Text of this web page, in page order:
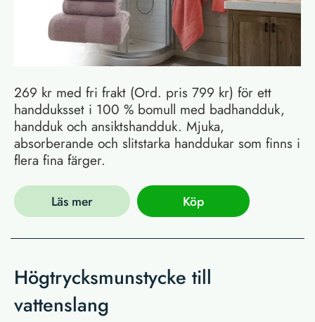
269 kr med fri frakt (Ord. pris 799 kr) för ett
handduksset i 100 % bomull med badhandduk,
handduk och ansiktshandduk. Mjuka,
absorberande och slitstarka handdukar som finns i
flera fina färger.
Läs mer Köp
Högtrycksmunstycke till
vattenslang